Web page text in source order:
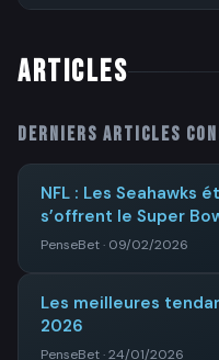
ARTICLES
Derniers articles
NFL : Les Seahawks
s’offrent le Super
PenseBet · 09/02/2026
Les meilleures
2026
PenseBet · 24/01/2026